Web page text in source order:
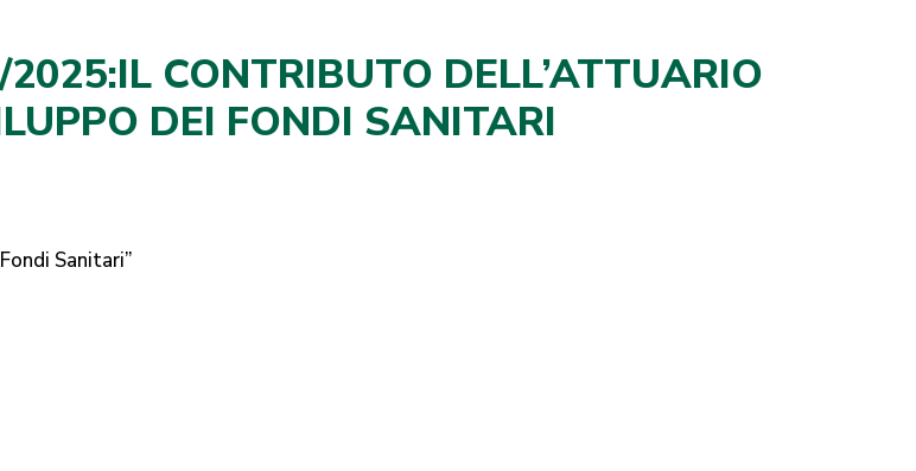
CONTRIBUTO DELL’ATTUARIO
DEI FONDI SANITARI
Sanitari”